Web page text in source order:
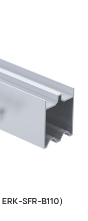
ERK-SFR-B110)